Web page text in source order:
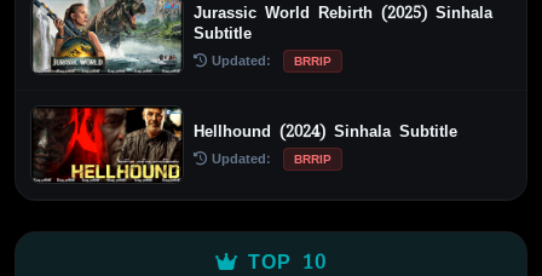
Jurassic World Rebirth (2025) Sinhala
Subtitle
Updated: BRRIP
Hellhound (2024) Sinhala Subtitle
Updated: BRRIP
TOP 10